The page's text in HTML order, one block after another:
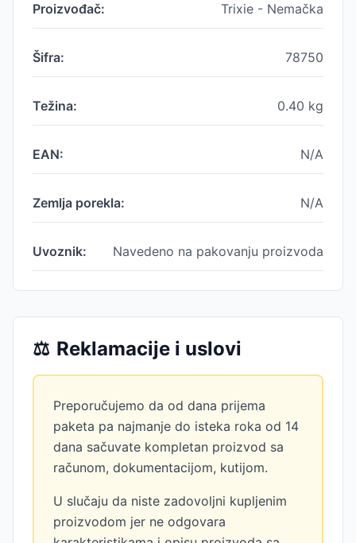
Proizvođač: Trixie - Nemačka
Šifra: 78750
Težina: 0.40 kg
EAN: N/A
Zemlja porekla: N/A
Uvoznik: Navedeno na pakovanju proizvoda
⚖️ Reklamacije i uslovi
Preporučujemo da od dana prijema
paketa pa najmanje do isteka roka od 14
dana sačuvate kompletan proizvod sa
računom, dokumentacijom, kutijom.
U slučaju da niste zadovoljni kupljenim
proizvodom jer ne odgovara